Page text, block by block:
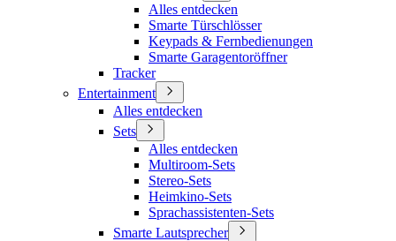
Alles entdecken
Smarte Türschlösser
Keypads & Fernbedienungen
Smarte Garagentoröffner
Tracker
Entertainment
Alles entdecken
Sets
Alles entdecken
Multiroom-Sets
Stereo-Sets
Heimkino-Sets
Sprachassistenten-Sets
Smarte Lautsprecher